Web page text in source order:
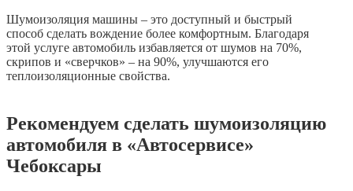
Шумоизоляция машины – это доступный и быстрый
способ сделать вождение более комфортным. Благодаря
этой услуге автомобиль избавляется от шумов на 70%,
скрипов и «сверчков» – на 90%, улучшаются его
теплоизоляционные свойства.
Рекомендуем сделать шумоизоляцию
автомобиля в «Автосервисе»
Чебоксары